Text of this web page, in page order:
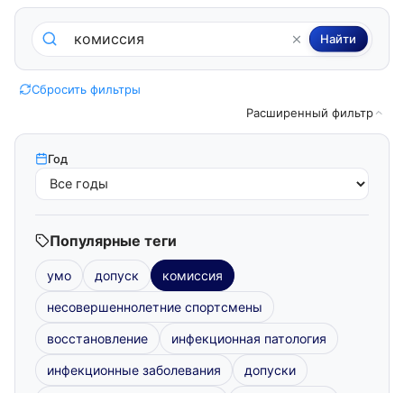
Поиск по методическим пособиям Найти
Сбросить фильтры
Расширенный фильтр
Год
Популярные теги
умо допуск комиссия
несовершеннолетние спортсмены
восстановление инфекционная патология
инфекционные заболевания допуски